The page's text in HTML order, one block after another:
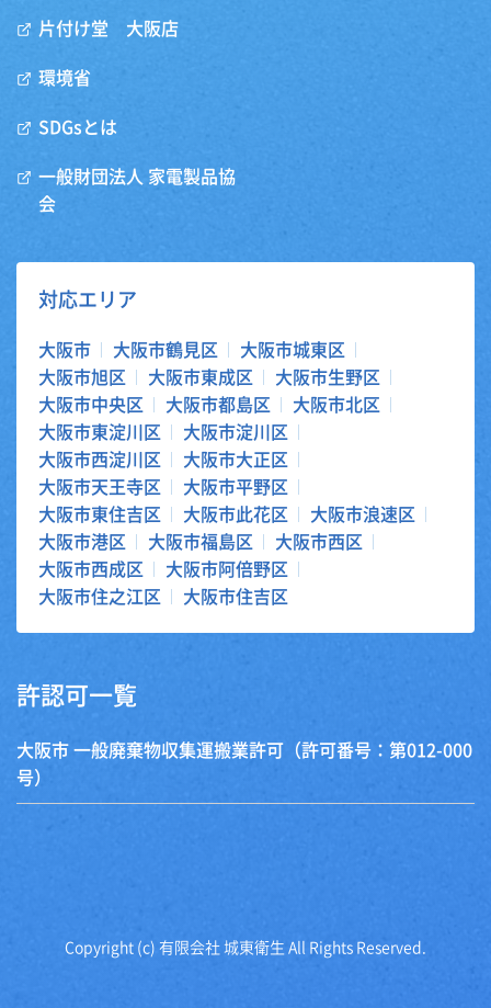
片付け堂 大阪店
環境省
SDGsとは
一般財団法人 家電製品協
会
対応エリア
大阪市 大阪市鶴見区
大阪市城東区
大阪市旭区
大阪市東成区
大阪市生野区
大阪市中央区
大阪市都島区
大阪市北区
大阪市東淀川区
大阪市淀川区
大阪市西淀川区
大阪市大正区
大阪市天王寺区
大阪市平野区
大阪市東住吉区
大阪市此花区
大阪市浪速区
大阪市港区
大阪市福島区
大阪市西区
大阪市西成区
大阪市阿倍野区
大阪市住之江区
大阪市住吉区
許認可一覧
大阪市 一般廃棄物収集運搬業許可（許可番号：第012-000
号）
Copyright (c) 有限会社 城東衛生 All Rights Reserved.